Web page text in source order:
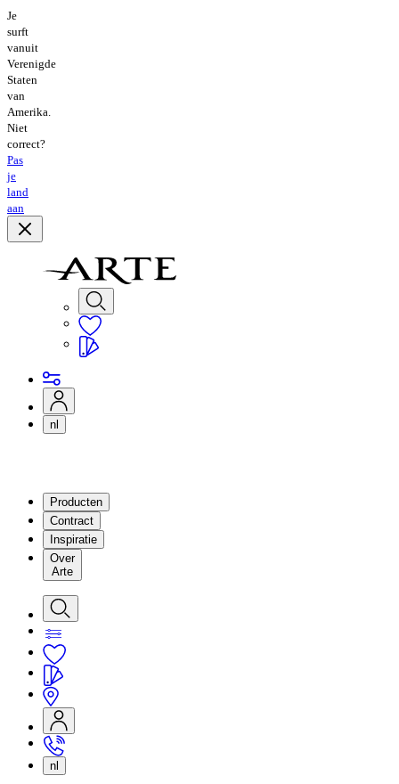
Je
surft
vanuit
Verenigde
Staten
van
Amerika.
Niet
correct?
Pas
je
land
aan
nl
Producten
Contract
Inspiratie
Over
Arte
nl